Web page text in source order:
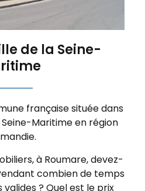
de la Seine-
française située dans
Maritime en région
à Roumare, devez-
combien de temps
? Quel est le prix